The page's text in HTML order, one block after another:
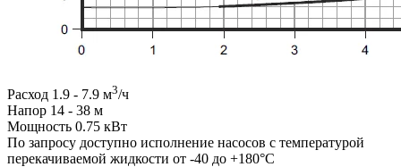
Расход 1.9 - 7.9 м3/ч
Напор 14 - 38 м
Мощность 0.75 кВт
По запросу доступно исполнение насосов с температурой
перекачиваемой жидкости от -40 до +180°C